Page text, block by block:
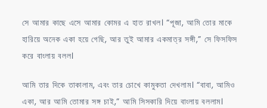
সে আমার কাছে এসে আমার কোমর এ হাত রাখল। “পূজা, আমি তোর মাকে
হারিয়ে অনেক একা হয়ে গেছি, আর তুই আমার একমাত্র সঙ্গী,” সে ফিসফিস
করে বাংলায় বলল।
আমি তার দিকে তাকালাম, এবং তার চোখে কামুকতা দেখলাম। “বাবা, আমিও
একা, আর আমি তোমার সঙ্গ চাই,” আমি সিসকারি দিয়ে বাংলায় বললাম।